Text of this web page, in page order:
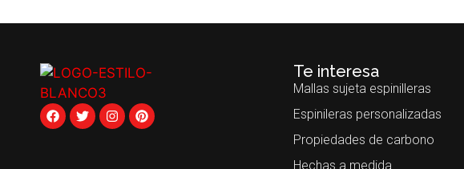
Te interesa
Mallas sujeta espinilleras
Espinileras personalizadas
Propiedades de carbono
Hechas a medida